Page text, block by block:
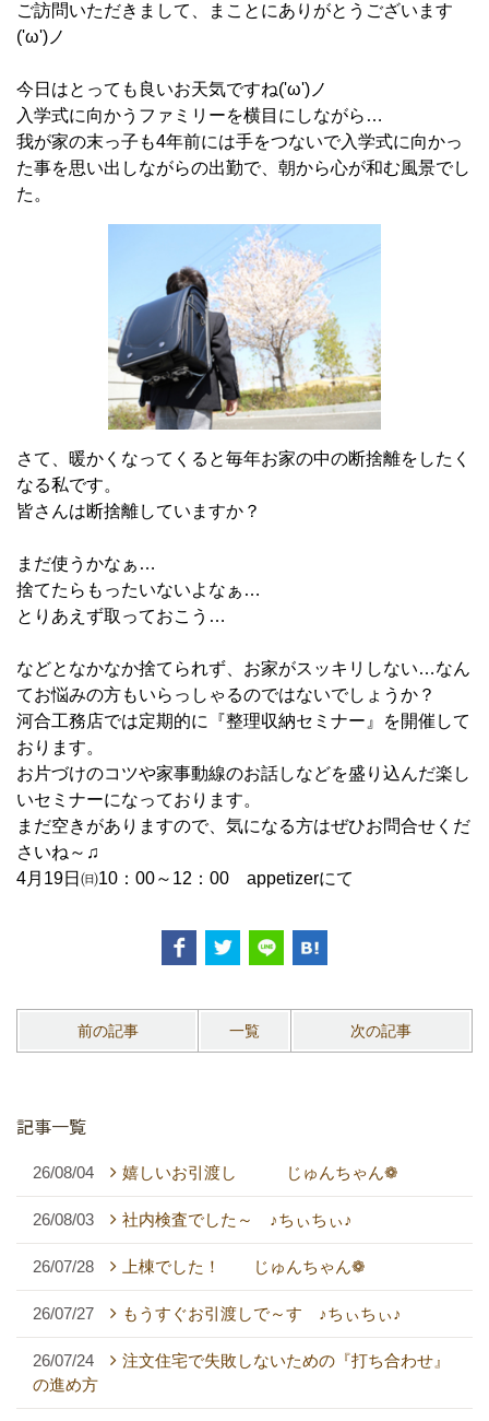
ご訪問いただきまして、まことにありがとうございます
('ω')ノ
今日はとっても良いお天気ですね('ω')ノ
入学式に向かうファミリーを横目にしながら…
我が家の末っ子も4年前には手をつないで入学式に向かっ
た事を思い出しながらの出勤で、朝から心が和む風景でし
た。
さて、暖かくなってくると毎年お家の中の断捨離をしたく
なる私です。
皆さんは断捨離していますか？
まだ使うかなぁ…
捨てたらもったいないよなぁ…
とりあえず取っておこう…
などとなかなか捨てられず、お家がスッキリしない…なん
てお悩みの方もいらっしゃるのではないでしょうか？
河合工務店では定期的に『整理収納セミナー』を開催して
おります。
お片づけのコツや家事動線のお話しなどを盛り込んだ楽し
いセミナーになっております。
まだ空きがありますので、気になる方はぜひお問合せくだ
さいね～♫
4月19日㈰10：00～12：00 appetizerにて
前の記事 一覧 次の記事
記事一覧
26/08/04 嬉しいお引渡し じゅんちゃん❁
26/08/03 社内検査でした～ ♪ちぃちぃ♪
26/07/28 上棟でした！ じゅんちゃん❁
26/07/27 もうすぐお引渡しで～す ♪ちぃちぃ♪
26/07/24
注文住宅で失敗しないための『打ち合わせ』
の進め方